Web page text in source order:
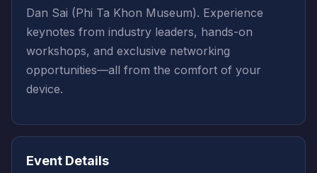
Dan Sai (Phi Ta Khon Museum). Experience
keynotes from industry leaders, hands-on
workshops, and exclusive networking
opportunities—all from the comfort of your
device.
Event Details